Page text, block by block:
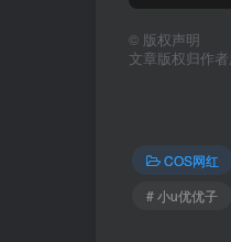
© 版权声明
文章版权归作者
COS网红
# 小u优优子